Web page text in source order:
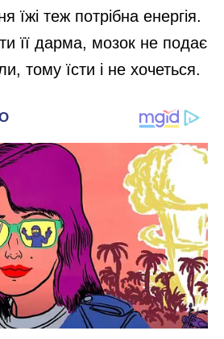
їжі теж потрібна енергія.
її дарма, мозок не подає
тому їсти і не хочеться.